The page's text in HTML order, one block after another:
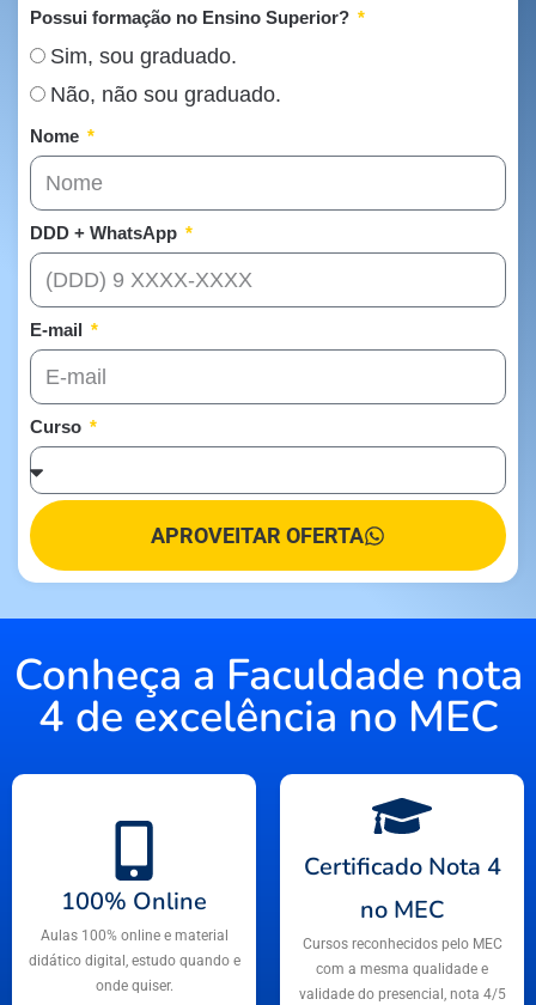
Possui formação no Ensino Superior?
Sim, sou graduado.
Não, não sou graduado.
Nome
DDD + WhatsApp
E-mail
Curso
APROVEITAR OFERTA
Conheça a Faculdade nota
4 de excelência no MEC
100% Online
Aulas 100% online e material
didático digital, estudo quando e
onde quiser.
Certificado Nota 4
no MEC
Cursos reconhecidos pelo MEC
com a mesma qualidade e
validade do presencial, nota 4/5